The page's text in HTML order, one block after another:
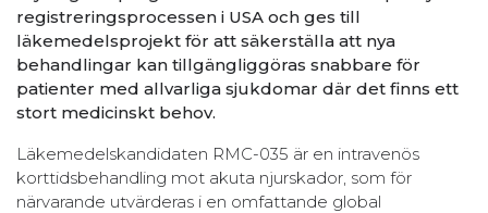
registreringsprocessen i USA och ges till
läkemedelsprojekt för att säkerställa att nya
behandlingar kan tillgängliggöras snabbare för
patienter med allvarliga sjukdomar där det finns ett
stort medicinskt behov.
Läkemedelskandidaten RMC-035 är en intravenös
korttidsbehandling mot akuta njurskador, som för
närvarande utvärderas i en omfattande global